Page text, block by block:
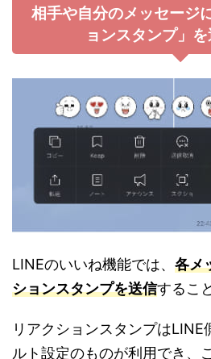
相手や自分のメッセージ
ョンスタンプ」
LINEのいいね機能では、 各メ
ションスタンプを送信するこ
リアクションスタンプはLINE
ルト設定のものが利用でき、